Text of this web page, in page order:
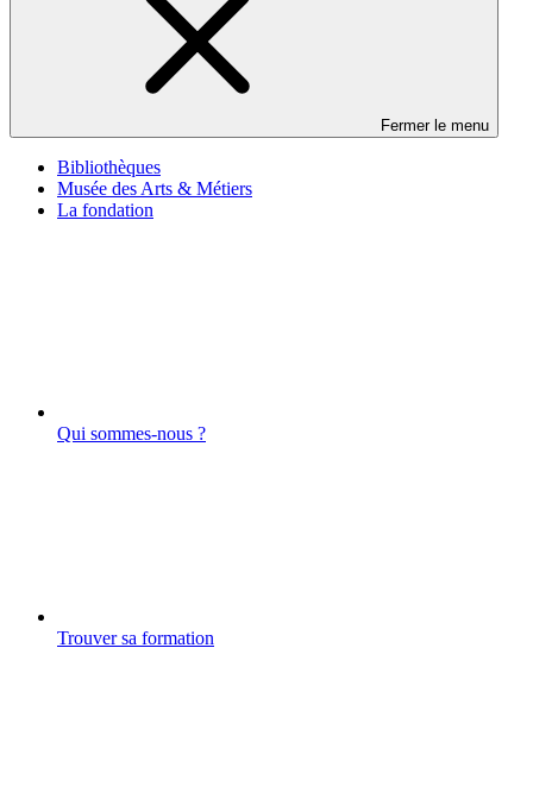
Fermer le menu
Bibliothèques
Musée des Arts & Métiers
La fondation
Qui sommes-nous ?
Trouver sa formation